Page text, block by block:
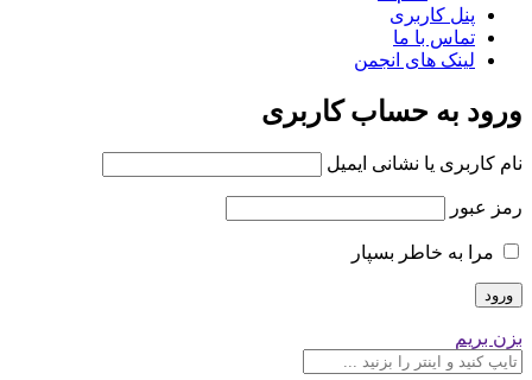
پنل کاربری
تماس با ما
لینک های انجمن
ورود به حساب کاربری
نام کاربری یا نشانی ایمیل
رمز عبور
مرا به خاطر بسپار
بزن بریم